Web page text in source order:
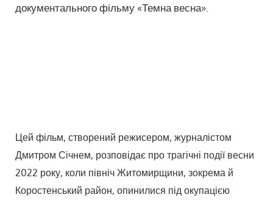
документального фільму «Темна весна».
Цей фільм, створений режисером, журналістом
Дмитром Січнем, розповідає про трагічні події весни
2022 року, коли північ Житомирщини, зокрема й
Коростенський район, опинилися під окупацією